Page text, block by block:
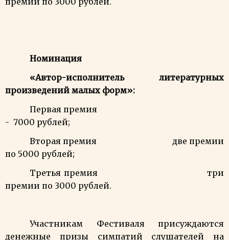
Номинация
«Автор-исполнитель литературных
произведений малых форм»:
Первая премия
- 7000 рублей;
Вторая премия две премии
по 5000 рублей;
Третья премия три
премии по 3000 рублей.
Участникам Фестиваля присуждаются
денежные призы симпатий слушателей на